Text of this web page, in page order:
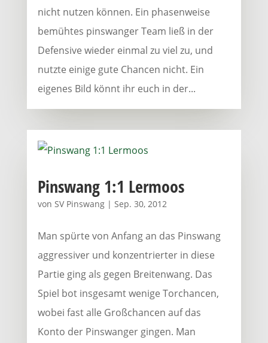
nicht nutzen können. Ein phasenweise
bemühtes pinswanger Team ließ in der
Defensive wieder einmal zu viel zu, und
nutzte einige gute Chancen nicht. Ein
eigenes Bild könnt ihr euch in der...
Pinswang 1:1 Lermoos
von SV Pinswang| Sep. 30, 2012
Man spürte von Anfang an das Pinswang
aggressiver und konzentrierter in diese
Partie ging als gegen Breitenwang. Das
Spiel bot insgesamt wenige Torchancen,
wobei fast alle Großchancen auf das
Konto der Pinswanger gingen. Man